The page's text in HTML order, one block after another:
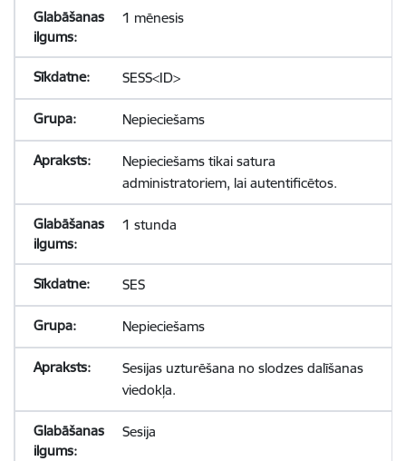
1 mēnesis
SESS<ID>
Nepieciešams
Nepieciešams tikai satura
administratoriem, lai autentificētos.
1 stunda
SES
Nepieciešams
Sesijas uzturēšana no slodzes dalīšanas
viedokļa.
Sesija